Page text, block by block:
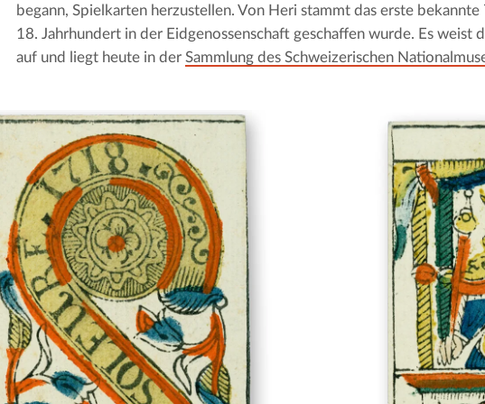
begann, Spielkarten herzustellen. Von Heri stammt das erste bekannte
18. Jahrhundert in der Eidgenossenschaft geschaffen wurde. Es weist
auf und liegt heute in der Sammlung des Schweizerischen